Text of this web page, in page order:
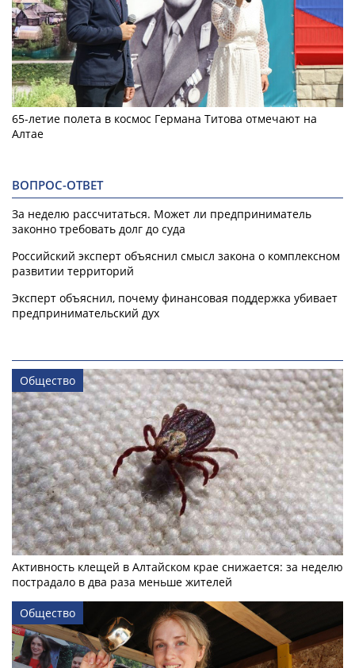
65-летие полета в космос Германа Титова отмечают на
Алтае
ВОПРОС-ОТВЕТ
За неделю рассчитаться. Может ли предприниматель
законно требовать долг до суда
Российский эксперт объяснил смысл закона о комплексном
развитии территорий
Эксперт объяснил, почему финансовая поддержка убивает
предпринимательский дух
Общество
Активность клещей в Алтайском крае снижается: за неделю
пострадало в два раза меньше жителей
Общество